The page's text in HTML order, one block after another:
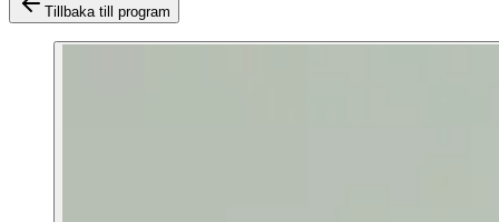
Tillbaka till program